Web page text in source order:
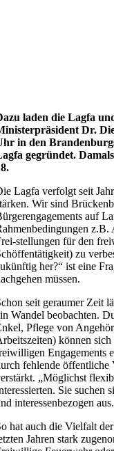
laden die Lagfa
Dr.
in den
gegründet.
Lagfa verfolgt seit
Wir sind
auf
z.B.
stellungen für den
zu
her?“ ist eine
müssen.
seit geraumer Zeit
Wandel beobachten.
Pflege von
können
Engagements
fehlende
„Möglichst
Sie suchen
interessenbezogen aus.
hat auch die Vielfalt
Jahren stark